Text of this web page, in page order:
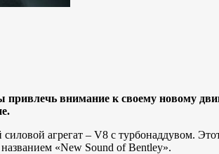
привлечь внимание к своему новому
агрегат – V8 с турбонаддувом.
«New Sound of Bentley».